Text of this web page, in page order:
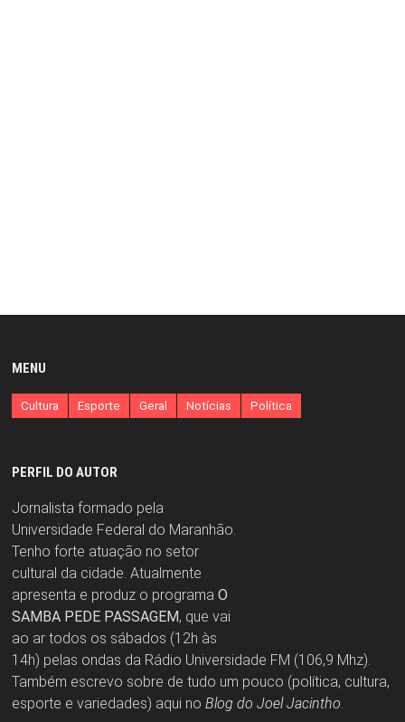
MENU
Cultura Esporte Geral Notícias Política
PERFIL DO AUTOR
Jornalista formado pela
Universidade Federal do Maranhão.
Tenho forte atuação no setor
cultural da cidade. Atualmente
apresenta e produz o programa O
SAMBA PEDE PASSAGEM, que vai
ao ar todos os sábados (12h às
14h) pelas ondas da Rádio Universidade FM (106,9 Mhz).
Também escrevo sobre de tudo um pouco (política, cultura,
esporte e variedades) aqui no Blog do Joel Jacintho.